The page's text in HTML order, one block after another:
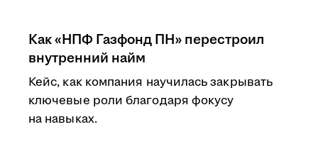
Как «НПФ Газфонд ПН» перестроил
внутренний найм
Кейс, как компания научилась закрывать
ключевые роли благодаря фокусу
на навыках.